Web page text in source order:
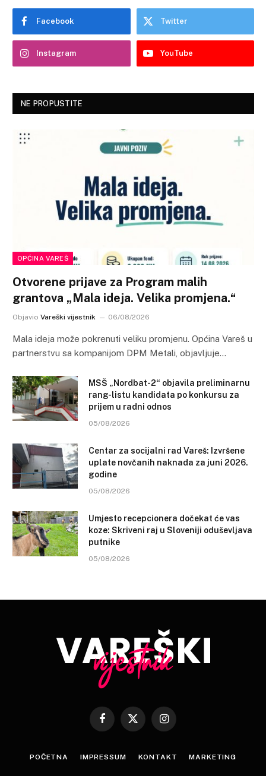
Facebook Twitter
Instagram YouTube
NE PROPUSTITE
OPĆINA VAREŠ
Otvorene prijave za Program malih
grantova „Mala ideja. Velika promjena.“
Objavio Vareški vijestnik 06/08/2026
Mala ideja može pokrenuti veliku promjenu. Općina Vareš u
partnerstvu sa kompanijom DPM Metali, objavljuje…
MSŠ „Nordbat-2“ objavila preliminarnu
rang-listu kandidata po konkursu za
prijem u radni odnos
05/08/2026
Centar za socijalni rad Vareš: Izvršene
uplate novčanih naknada za juni 2026.
godine
05/08/2026
Umjesto recepcionera dočekat će vas
koze: Skriveni raj u Sloveniji oduševljava
putnike
05/08/2026
Facebook
X
Instagram
POČETNA IMPRESSUM KONTAKT MARKETING